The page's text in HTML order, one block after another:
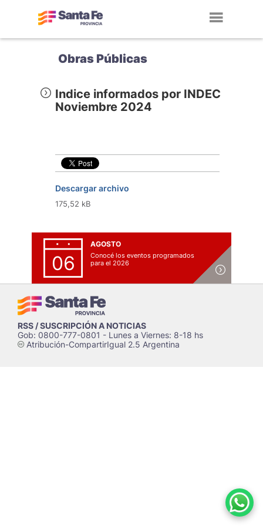
Obras Públicas
Indice informados por INDEC
Noviembre 2024
Descargar archivo
175,52 kB
06
AGOSTO
Conocé los eventos programados
para el 2026
RSS / SUSCRIPCIÓN A NOTICIAS
Gob: 0800-777-0801 - Lunes a Viernes: 8-18 hs
cAtribución-CompartirIgual 2.5 Argentina